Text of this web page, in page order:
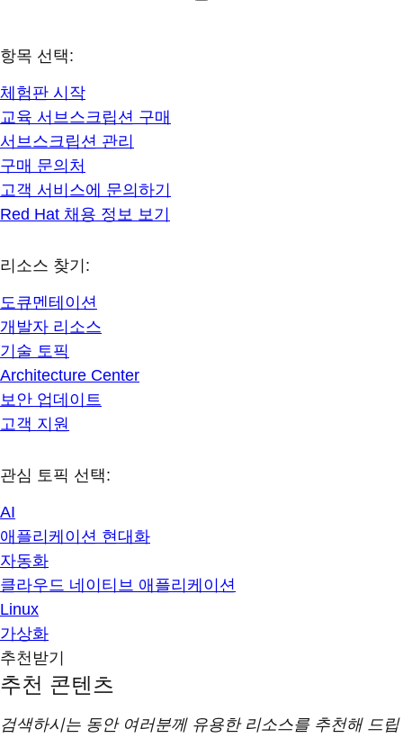
항목 선택:
체험판 시작
교육 서브스크립션 구매
서브스크립션 관리
구매 문의처
고객 서비스에 문의하기
Red Hat 채용 정보 보기
리소스 찾기:
도큐멘테이션
개발자 리소스
기술 토픽
Architecture Center
보안 업데이트
고객 지원
관심 토픽 선택:
AI
애플리케이션 현대화
자동화
클라우드 네이티브 애플리케이션
Linux
가상화
추천받기
추천 콘텐츠
검색하시는 동안 여러분께 유용한 리소스를 추천해 드립